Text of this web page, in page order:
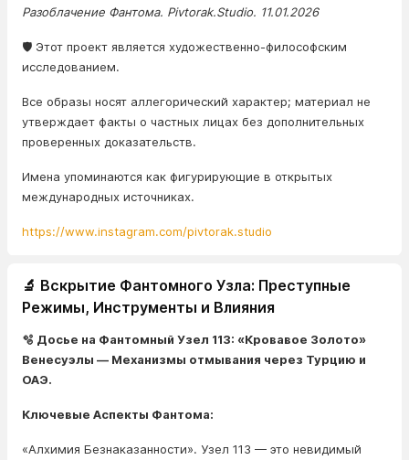
Разоблачение Фантома. Pivtorak.Studio. 11.01.2026
🛡️ Этот проект является художественно-философским
исследованием.
Все образы носят аллегорический характер; материал не
утверждает факты о частных лицах без дополнительных
проверенных доказательств.
Имена упоминаются как фигурирующие в открытых
международных источниках.
https://www.instagram.com/pivtorak.studio
🔬 Вскрытие Фантомного Узла: Преступные
Режимы, Инструменты и Влияния
🫧 Досье на Фантомный Узел 113: «Кровавое Золото»
Венесуэлы — Механизмы отмывания через Турцию и
ОАЭ.
Ключевые Аспекты Фантома:
«Алхимия Безнаказанности». Узел 113 — это невидимый